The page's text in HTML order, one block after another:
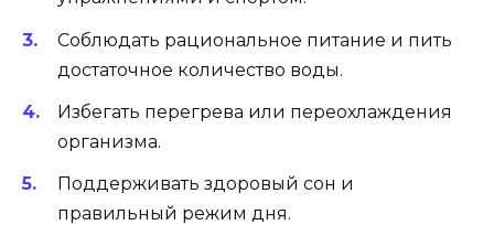
Соблюдать рациональное питание и пить
достаточное количество воды.
Избегать перегрева или переохлаждения
организма.
Поддерживать здоровый сон и
правильный режим дня.